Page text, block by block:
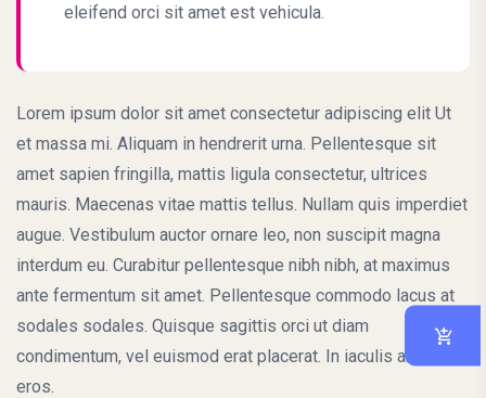
eleifend orci sit amet est vehicula.
Lorem ipsum dolor sit amet consectetur adipiscing elit Ut
et massa mi. Aliquam in hendrerit urna. Pellentesque sit
amet sapien fringilla, mattis ligula consectetur, ultrices
mauris. Maecenas vitae mattis tellus. Nullam quis imperdiet
augue. Vestibulum auctor ornare leo, non suscipit magna
interdum eu. Curabitur pellentesque nibh nibh, at maximus
ante fermentum sit amet. Pellentesque commodo lacus at
sodales sodales. Quisque sagittis orci ut diam
condimentum, vel euismod erat placerat. In iaculis arcu
eros.